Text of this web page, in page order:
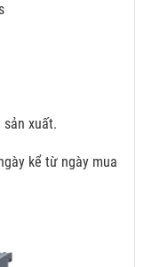
sản xuất.
kể từ ngày mua